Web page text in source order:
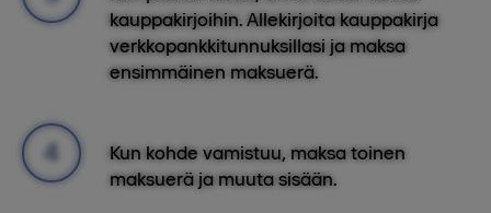
kauppakirjoihin. Allekirjoita kauppakirja
verkkopankkitunnuksillasi ja maksa
ensimmäinen maksuerä.
Kun kohde vamistuu, maksa toinen
maksuerä ja muuta sisään.